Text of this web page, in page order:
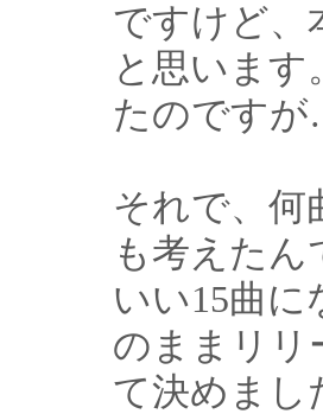
ですけど、
と思いま
たのですが
それで、何
も考えた
いい15曲
のままリリ
て決めまし